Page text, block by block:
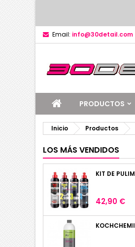
Email: info@30detail.com
PRODUCTOS
Inicio Productos
LOS MÁS VENDIDOS
Precio
42,90 €